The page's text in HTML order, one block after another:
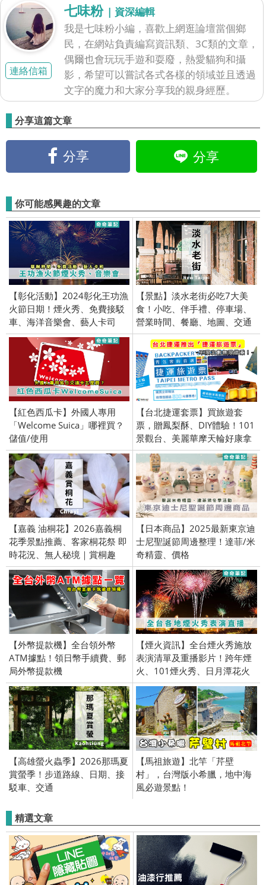
連絡信箱
七味粉 | 資深編輯
我是七味粉小編，喜歡上網逛論壇當個鄉
民，在網站負責編寫資訊類、3C類的文章，
偶爾也會玩玩手遊和耍廢，熱愛貓狗和攝
影，希望可以嘗試各式各樣的領域並且透過
文字的魔力和大家分享我的親身經歷。
分享這篇文章
分享 分享
你可能感興趣的文章
【彰化活動】2024彰化王功漁
火節日期！煙火秀、免費接駁
車、海洋音樂會、藝人卡司
【景點】淡水老街必吃7大美
食！小吃、伴手禮、停車場、
營業時間、餐廳、地圖、交通
【紅色西瓜卡】外國人專用
「Welcome Suica」哪裡買？
儲值/使用
【台北捷運套票】買旅遊套
票，贈鳳梨酥、DIY體驗！101
景觀台、美麗華摩天輪好康拿
不完。
【嘉義 油桐花】2026嘉義桐
花季景點推薦、客家桐花祭 即
時花況、無人秘境｜賞桐趣
【日本商品】2025最新東京迪
士尼聖誕節周邊整理！達菲/米
奇精靈、價格
【外幣提款機】全台領外幣
ATM據點！領日幣手續費、郵
局外幣提款機
【煙火資訊】全台煙火秀施放
表演清單及重播影片！跨年煙
火、101煙火秀、日月潭花火
節、雙十節、時間、地點、官
方資訊、七夕煙火、情人節、
澎湖花火節、中秋節
【高雄螢火蟲季】2026那瑪夏
賞螢季！步道路線、日期、接
駁車、交通
【馬祖旅遊】北竿「芹壁
村」，台灣版小希臘，地中海
風必遊景點！
精選文章